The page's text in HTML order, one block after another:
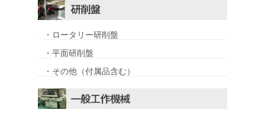
・ロータリー研削盤
・平面研削盤
・その他（付属品含む）